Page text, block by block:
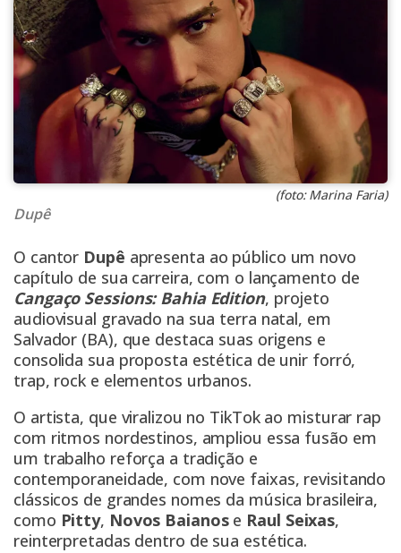
(foto: Marina Faria)
Dupê
O cantor Dupê apresenta ao público um novo
capítulo de sua carreira, com o lançamento de
Cangaço Sessions: Bahia Edition, projeto
audiovisual gravado na sua terra natal, em
Salvador (BA), que destaca suas origens e
consolida sua proposta estética de unir forró,
trap, rock e elementos urbanos.
O artista, que viralizou no TikTok ao misturar rap
com ritmos nordestinos, ampliou essa fusão em
um trabalho reforça a tradição e
contemporaneidade, com nove faixas, revisitando
clássicos de grandes nomes da música brasileira,
como Pitty, Novos Baianos e Raul Seixas,
reinterpretadas dentro de sua estética.